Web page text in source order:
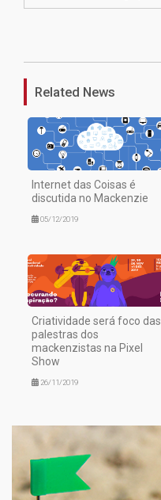
Related News
Internet das Coisas é
discutida no Mackenzie
05/12/2019
Criatividade será foco das
palestras dos
mackenzistas na Pixel
Show
26/11/2019